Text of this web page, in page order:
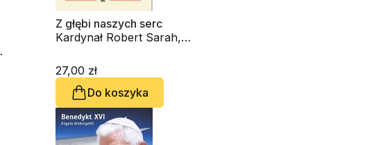
Z głębi naszych serc
Kardynał Robert Sarah,
Joseph Ratzinger
27,00 zł
Do koszyka